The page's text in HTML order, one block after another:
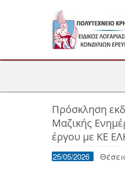
Πρόσκληση
Μαζικής
έργου με ΚΕ
25/05/2026